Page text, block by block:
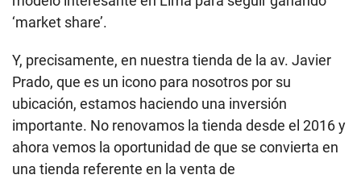
‘market share’.
Y, precisamente, en nuestra tienda de la av. Javier
Prado, que es un icono para nosotros por su
ubicación, estamos haciendo una inversión
importante. No renovamos la tienda desde el 2016 y
ahora vemos la oportunidad de que se convierta en
una tienda referente en la venta de